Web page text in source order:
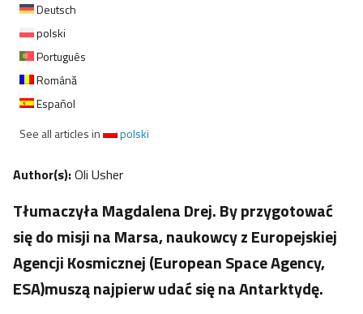
Deutsch
polski
Português
Română
Español
See all articles in
polski
Author(s):Oli Usher
Tłumaczyła Magdalena Drej. By przygotować
się do misji na Marsa, naukowcy z Europejskiej
Agencji Kosmicznej (European Space Agency,
ESA)muszą najpierw udać się na Antarktydę.